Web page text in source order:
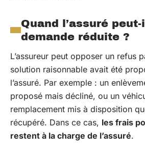
Quand l’assuré
demande réduite ?
L’assureur peut opposer un refus
solution raisonnable avait été
l’assuré. Par exemple : un
proposé mais décliné, ou un
remplacement mis à disposition
récupéré. Dans ce cas, les frais
restent à la charge de l’assuré.